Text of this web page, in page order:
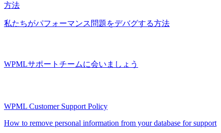
方法
私たちがパフォーマンス問題をデバグする方法
WPMLサポートチームに会いましょう
WPML Customer Support Policy
How to remove personal information from your database for support